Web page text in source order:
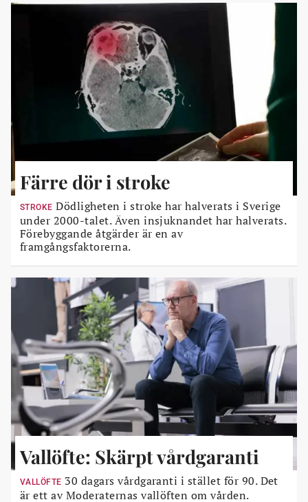
Färre dör i stroke
STROKE Dödligheten i stroke har halverats i Sverige
under 2000-talet. Även insjuknandet har halverats.
Förebyggande åtgärder är en av
framgångsfaktorerna.
Vallöfte: Skärpt vårdgaranti
VALLÖFTE 30 dagars vårdgaranti i stället för 90. Det
är ett av Moderaternas vallöften om vården.